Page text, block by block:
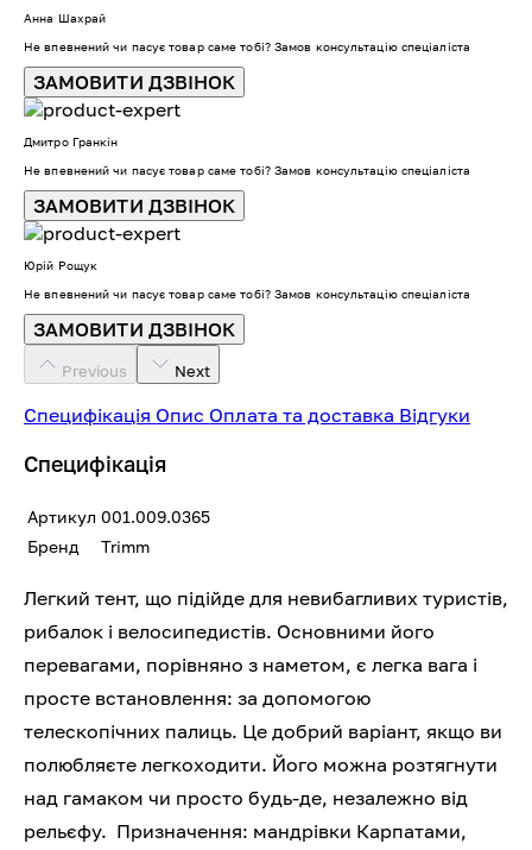
Анна Шахрай
Не впевнений чи пасує товар саме тобі? Замов консультацію спеціаліста
ЗАМОВИТИ ДЗВІНОК
Дмитро Гранкін
Не впевнений чи пасує товар саме тобі? Замов консультацію спеціаліста
ЗАМОВИТИ ДЗВІНОК
Юрій Рощук
Не впевнений чи пасує товар саме тобі? Замов консультацію спеціаліста
ЗАМОВИТИ ДЗВІНОК
Previous Next
Специфікація Опис Оплата та доставка Відгуки
Специфікація
Артикул 001.009.0365
Бренд
Trimm
Легкий тент, що підійде для невибагливих туристів,
рибалок і велосипедистів. Основними його
перевагами, порівняно з наметом, є легка вага і
просте встановлення: за допомогою
телескопічних палиць. Це добрий варіант, якщо ви
полюбляєте легкоходити. Його можна розтягнути
над гамаком чи просто будь-де, незалежно від
рельєфу. Призначення: мандрівки Карпатами,